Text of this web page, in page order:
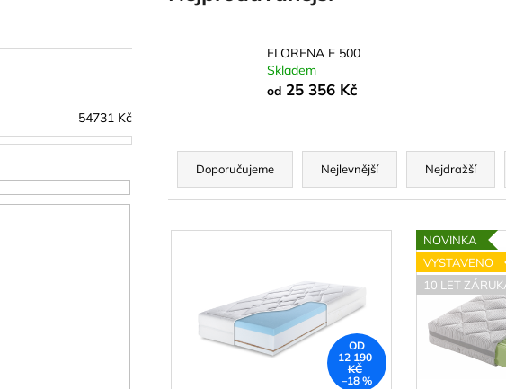
54731 Kč
FLORENA E 500
Skladem
od 25 356 Kč
Ř
z
Doporučujeme Nejlevnější Nejdražší
V
OD
12 190
KČ
–18 %
NOVINKA
VYSTAVENO
10 LET